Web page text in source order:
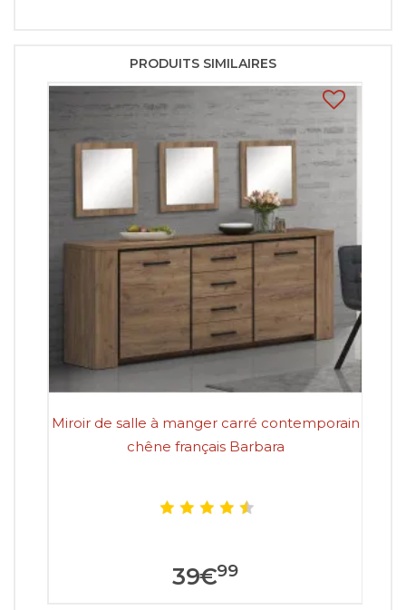
PRODUITS SIMILAIRES
Miroir de salle à manger carré contemporain
chêne français Barbara
39€99